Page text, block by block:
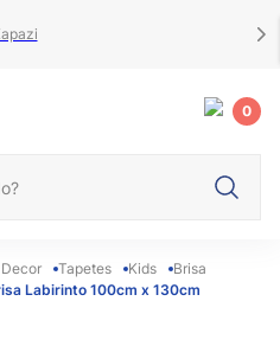
0
Tapetes Kids
Brisa
Labirinto 100cm x 130cm